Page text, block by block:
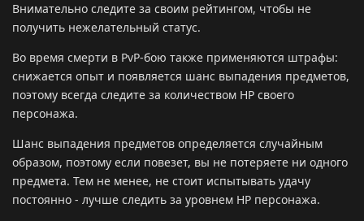
Внимательно следите за своим рейтингом, чтобы не
получить нежелательный статус.
Во время смерти в PvP-бою также применяются штрафы:
снижается опыт и появляется шанс выпадения предметов,
поэтому всегда следите за количеством HP своего
персонажа.
Шанс выпадения предметов определяется случайным
образом, поэтому если повезет, вы не потеряете ни одного
предмета. Тем не менее, не стоит испытывать удачу
постоянно - лучше следить за уровнем HP персонажа.